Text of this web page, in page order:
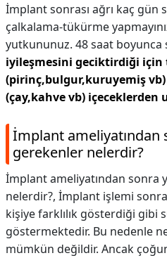
İmplant sonrası ağrı kaç gün
çalkalama-tükürme
yutkununuz. 48 saat boyunca
iyileşmesini geciktirdiği için
(pirinç,bulgur,kuruyemiş vb)
(çay,kahve vb) içeceklerden
İmplant ameliyatından
gerekenler nelerdir?
İmplant ameliyatından sonra
nelerdir?, İmplant işlemi
kişiye farklılık gösterdiği gibi
göstermektedir. Bu nedenle
mümkün değildir. Ancak